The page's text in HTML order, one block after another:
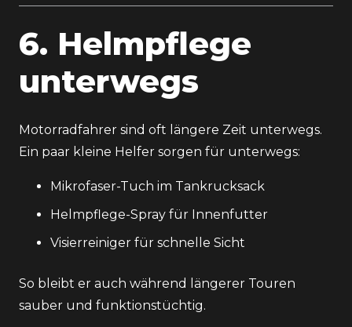
6. Helmpflege
unterwegs
Motorradfahrer sind oft längere Zeit unterwegs.
Ein paar kleine Helfer sorgen für unterwegs:
Mikrofaser-Tuch im Tankrucksack
Helmpflege-Spray für Innenfutter
Visierreiniger für schnelle Sicht
So bleibt er auch während längerer Touren
sauber und funktionstüchtig.